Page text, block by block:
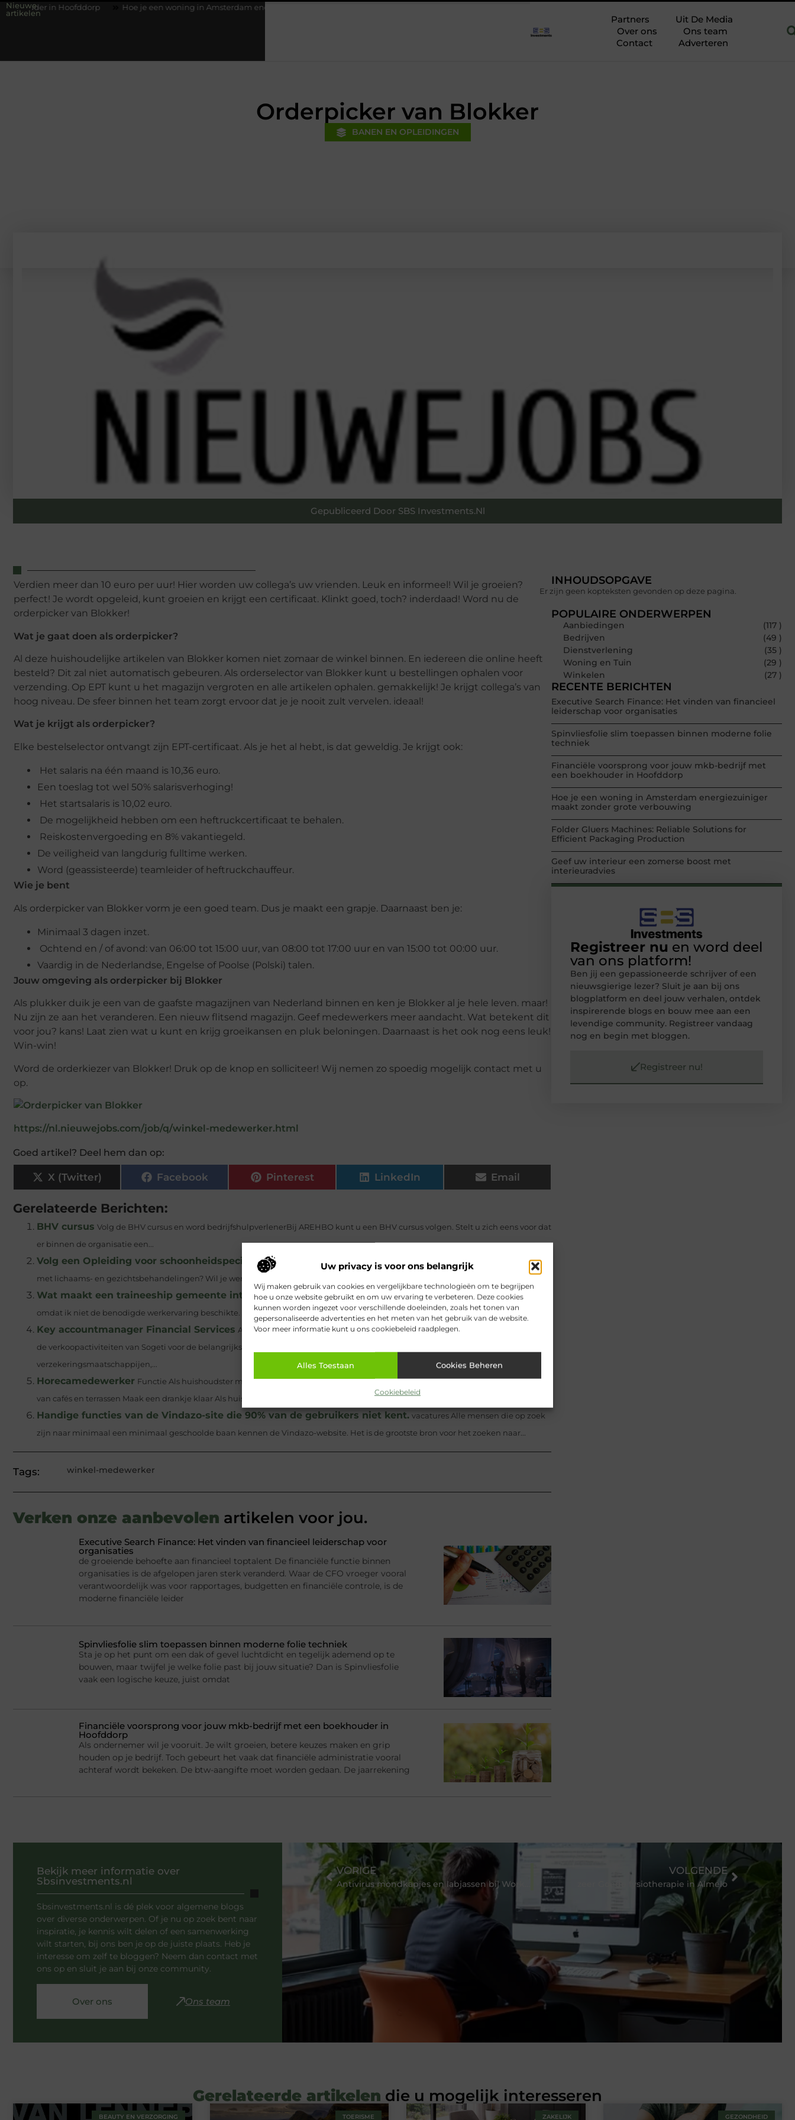
Uw privacy is voor ons belangrijk
Wij maken gebruik van cookies en vergelijkbare technologieën om te begrijpen
hoe u onze website gebruikt en om uw ervaring te verbeteren. Deze cookies
kunnen worden ingezet voor verschillende doeleinden, zoals het tonen van
gepersonaliseerde advertenties en het meten van het gebruik van de website.
Voor meer informatie kunt u ons cookiebeleid raadplegen.
Alles Toestaan Cookies Beheren
Cookiebeleid
Nieuwe
artikelen
Hoe je een woning in Amsterdam energiezuiniger maakt zonder grote verbouwing
Partners
Uit De Media
Over ons
Ons team
Contact
Adverteren
Orderpicker van Blokker
BANEN EN OPLEIDINGEN
Gepubliceerd Door SBS Investments.nl
Verdien meer dan 10 euro per uur! Hier worden uw collega’s uw vrienden. Leuk en informeel! Wil je groeien?
perfect! Je wordt opgeleid, kunt groeien en krijgt een certificaat. Klinkt goed, toch? inderdaad! Word nu de
orderpicker van Blokker!
Wat je gaat doen als orderpicker?
Al deze huishoudelijke artikelen van Blokker komen niet zomaar de winkel binnen. En iedereen die online heeft
besteld? Dit zal niet automatisch gebeuren. Als orderselector van Blokker kunt u bestellingen ophalen voor
verzending. Op EPT kunt u het magazijn vergroten en alle artikelen ophalen. gemakkelijk! Je krijgt collega’s van
hoog niveau. De sfeer binnen het team zorgt ervoor dat je je nooit zult vervelen. ideaal!
Wat je krijgt als orderpicker?
Elke bestelselector ontvangt zijn EPT-certificaat. Als je het al hebt, is dat geweldig. Je krijgt ook:
Het salaris na één maand is 10,36 euro.
Een toeslag tot wel 50% salarisverhoging!
Het startsalaris is 10,02 euro.
De mogelijkheid hebben om een ​​heftruckcertificaat te behalen.
Reiskostenvergoeding en 8% vakantiegeld.
De veiligheid van langdurig fulltime werken.
Word (geassisteerde) teamleider of heftruckchauffeur.
Wie je bent
Als orderpicker van Blokker vorm je een goed team. Dus je maakt een grapje. Daarnaast ben je:
Minimaal 3 dagen inzet.
Ochtend en / of avond: van 06:00 tot 15:00 uur, van 08:00 tot 17:00 uur en van 15:00 tot 00:00 uur.
Vaardig in de Nederlandse, Engelse of Poolse (Polski) talen.
Jouw omgeving als orderpicker bij Blokker
Als plukker duik je een van de gaafste magazijnen van Nederland binnen en ken je Blokker al je hele leven. maar!
Nu zijn ze aan het veranderen. Een nieuw flitsend magazijn. Geef medewerkers meer aandacht. Wat betekent dit
voor jou? kans! Laat zien wat u kunt en krijg groeikansen en pluk beloningen. Daarnaast is het ook nog eens leuk!
Win-win!
Word de orderkiezer van Blokker! Druk op de knop en solliciteer! Wij nemen zo spoedig mogelijk contact met u
op.
https://nl.nieuwejobs.com/job/q/winkel-medewerker.html
Goed artikel? Deel hem dan op:
X (Twitter) Facebook Pinterest LinkedIn Email
Gerelateerde Berichten:
BHV cursus Volg de BHV cursus en word bedrijfshulpverlenerBij AREHBO kunt u een BHV cursus volgen. Stelt u zich eens voor dat
er binnen de organisatie een...
Volg een Opleiding voor schoonheidspecialiste Wil je een schoonheidsspecialiste worden? Wil je mensen verwennen
met lichaams- en gezichtsbehandelingen? Wil je werken binnen een flexibele, veelzijdige en ontspannen branche? Dan...
Wat maakt een traineeship gemeente interessant? Tijdens mijn zoektocht naar een baan, ontving ik veel afwijzingen
omdat ik niet de benodigde werkervaring beschikte. Ik stopte met solliciteren op ‘normale’ vacatures en...
Key accountmanager Financial Services Als key accountmanager financiële dienstverlening ben je verantwoordelijk voor
de verkoopactiviteiten van Sogeti voor de belangrijkste Nederlandse klanten in de lokale financiële dienstverlening. (Banken,
verzekeringsmaatschappijen,...
Horecamedewerker Functie Als huishoudster moet u de volgende taken uitvoeren: Serveer en duidelijk Was glazen Onderhoud
van cafés en terrassen Maak een drankje klaar Als huishoudster...
Handige functies van de Vindazo-site die 90% van de gebruikers niet kent. vacatures Alle mensen die op zoek
zijn naar minimaal een minimaal geschoolde baan kennen de Vindazo-website. Het is de grootste bron voor het zoeken naar...
Tags: winkel-medewerker
Verken onze aanbevolen artikelen voor jou.
Executive Search Finance: Het vinden van financieel leiderschap voor
organisaties
de groeiende behoefte aan financieel toptalent De financiële functie binnen
organisaties is de afgelopen jaren sterk veranderd. Waar de CFO vroeger vooral
verantwoordelijk was voor rapportages, budgetten en financiële controle, is de
moderne financiële leider
Spinvliesfolie slim toepassen binnen moderne folie techniek
Sta je op het punt om een dak of gevel luchtdicht en tegelijk ademend op te
bouwen, maar twijfel je welke folie past bij jouw situatie? Dan is Spinvliesfolie
vaak een logische keuze, juist omdat
Financiële voorsprong voor jouw mkb-bedrijf met een boekhouder in
Hoofddorp
Als ondernemer wil je vooruit. Je wilt groeien, betere keuzes maken en grip
houden op je bedrijf. Toch gebeurt het vaak dat financiële administratie vooral
achteraf wordt bekeken. De btw-aangifte moet worden gedaan. De jaarrekening
INHOUDSOPGAVE
Er zijn geen kopteksten gevonden op deze pagina.
POPULAIRE ONDERWERPEN
Aanbiedingen
(117 )
Bedrijven
(49 )
Dienstverlening
(35 )
Woning en Tuin
(29 )
Winkelen
(27 )
RECENTE BERICHTEN
Executive Search Finance: Het vinden van financieel
leiderschap voor organisaties
Spinvliesfolie slim toepassen binnen moderne folie
techniek
Financiële voorsprong voor jouw mkb-bedrijf met
een boekhouder in Hoofddorp
Hoe je een woning in Amsterdam energiezuiniger
maakt zonder grote verbouwing
Folder Gluers Machines: Reliable Solutions for
Efficient Packaging Production
Geef uw interieur een zomerse boost met
interieuradvies
Registreer nu en word deel
van ons platform!
Ben jij een gepassioneerde schrijver of een
nieuwsgierige lezer? Sluit je aan bij ons
blogplatform en deel jouw verhalen, ontdek
inspirerende blogs en bouw mee aan een
levendige community. Registreer vandaag
nog en begin met bloggen.
Registreer nu!
Bekijk meer informatie over
Sbsinvestments.nl
Sbsinvestments.nl is dé plek voor algemene blogs
over diverse onderwerpen. Of je nu op zoek bent naar
inspiratie, je kennis wilt delen of een samenwerking
wilt starten, bij ons ben je op de juiste plaats. Heb je
interesse om zelf te bloggen? Neem dan contact met
ons op en sluit je aan bij onze community.
Over ons Ons team
VORIGE VOLGENDE
zeer Goede fysiotherapie in Almelo
Gerelateerde artikelen die u mogelijk interesseren
BEAUTY EN VERZORGING TOERISME ZAKELIJK GEZONDHEID